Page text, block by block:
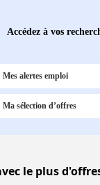
Accédez à vos
Mes alertes emploi
Ma sélection d’offres
le plus